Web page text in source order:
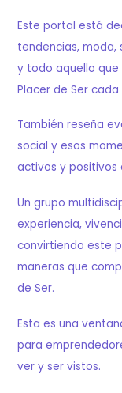
Este portal está
tendencias, moda,
y todo aquello
Placer de Ser
También reseña
social y esos
activos y positivos
Un grupo
experiencia,
convirtiendo este
maneras que
de Ser.
Esta es una
para
ver y ser vistos.